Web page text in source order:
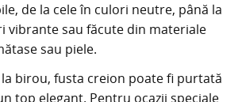
de la cele în culori neutre, până la
vibrante sau făcute din materiale
sau piele.
birou, fusta creion poate fi purtată
top elegant. Pentru ocazii speciale